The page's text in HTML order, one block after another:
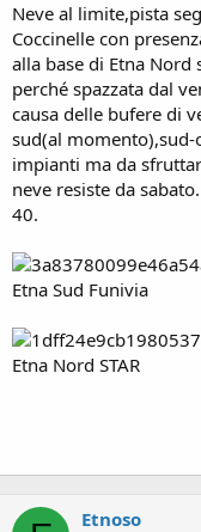
Neve al limite,pista
Coccinelle con
alla base di Etna
perché spazzata dal
causa delle bufere di
sud(al
impianti ma da
neve resiste da
40.
Etna Sud Funivia
Etna Nord STAR
Etnoso